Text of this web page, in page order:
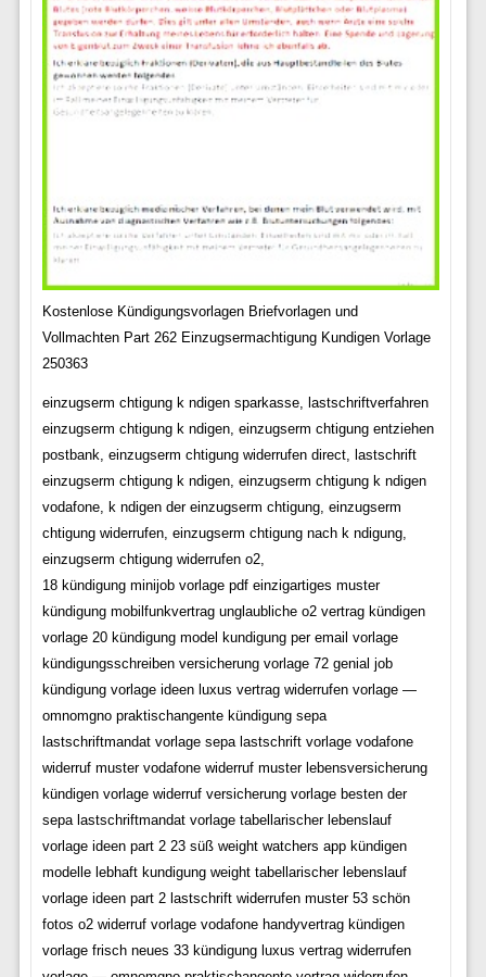
Kostenlose Kündigungsvorlagen Briefvorlagen und
Vollmachten Part 262 Einzugsermachtigung Kundigen Vorlage
250363
einzugserm chtigung k ndigen sparkasse, lastschriftverfahren
einzugserm chtigung k ndigen, einzugserm chtigung entziehen
postbank, einzugserm chtigung widerrufen direct, lastschrift
einzugserm chtigung k ndigen, einzugserm chtigung k ndigen
vodafone, k ndigen der einzugserm chtigung, einzugserm
chtigung widerrufen, einzugserm chtigung nach k ndigung,
einzugserm chtigung widerrufen o2,
18 kündigung minijob vorlage pdf einzigartiges muster
kündigung mobilfunkvertrag unglaubliche o2 vertrag kündigen
vorlage 20 kündigung model kundigung per email vorlage
kündigungsschreiben versicherung vorlage 72 genial job
kündigung vorlage ideen luxus vertrag widerrufen vorlage —
omnomgno praktischangente kündigung sepa
lastschriftmandat vorlage sepa lastschrift vorlage vodafone
widerruf muster vodafone widerruf muster lebensversicherung
kündigen vorlage widerruf versicherung vorlage besten der
sepa lastschriftmandat vorlage tabellarischer lebenslauf
vorlage ideen part 2 23 süß weight watchers app kündigen
modelle lebhaft kundigung weight tabellarischer lebenslauf
vorlage ideen part 2 lastschrift widerrufen muster 53 schön
fotos o2 widerruf vorlage vodafone handyvertrag kündigen
vorlage frisch neues 33 kündigung luxus vertrag widerrufen